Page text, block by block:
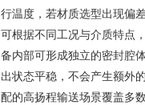
行温度，若材质选型出现偏
可根据不同工况与介质特点
备内部可形成独立的密封腔
出状态平稳，不会产生额外
配的高扬程输送场景覆盖多